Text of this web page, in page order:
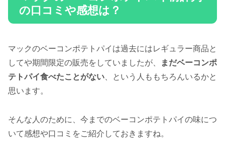
の口コミや感想は？
マックのベーコンポテトパイは過去にはレギュラー商品と
してや期間限定の販売をしていましたが、
まだベーコンポ
テトパイ食べたことがない 、という人ももちろんいるかと
思います。
そんな人のために、今までのベーコンポテトパイの味につ
いて感想や口コミをご紹介しておきますね。